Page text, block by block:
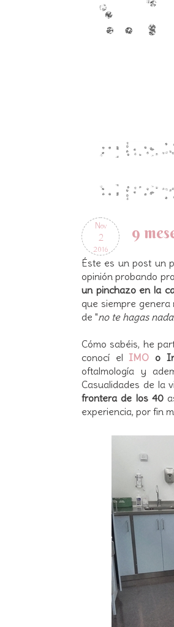
Nov
2
2016
9
Éste es un post un
opinión probando
un pinchazo en la
que siempre
de "no te hagas
Cómo sabéis, he
conocí el IMO o
oftalmología y
Casualidades de la
frontera de los 40
experiencia, por fin